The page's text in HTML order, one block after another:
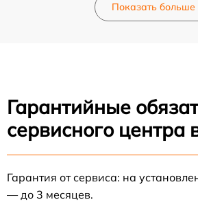
Показать больше
Гарантийные
сервисного центра
Гарантия от сервиса: на
— до 3 месяцев.